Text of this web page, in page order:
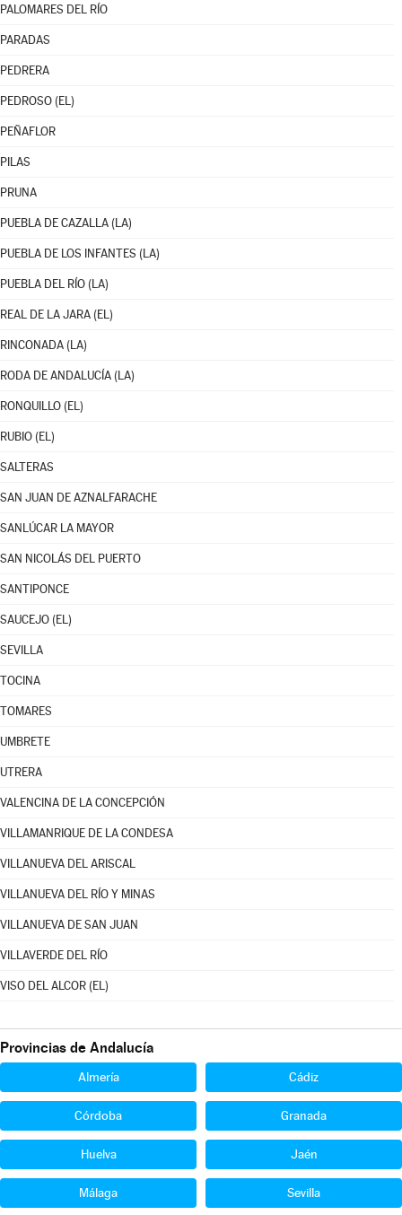
PALOMARES DEL RÍO
PARADAS
PEDRERA
PEDROSO (EL)
PEÑAFLOR
PILAS
PRUNA
PUEBLA DE CAZALLA (LA)
PUEBLA DE LOS INFANTES (LA)
PUEBLA DEL RÍO (LA)
REAL DE LA JARA (EL)
RINCONADA (LA)
RODA DE ANDALUCÍA (LA)
RONQUILLO (EL)
RUBIO (EL)
SALTERAS
SAN JUAN DE AZNALFARACHE
SANLÚCAR LA MAYOR
SAN NICOLÁS DEL PUERTO
SANTIPONCE
SAUCEJO (EL)
SEVILLA
TOCINA
TOMARES
UMBRETE
UTRERA
VALENCINA DE LA CONCEPCIÓN
VILLAMANRIQUE DE LA CONDESA
VILLANUEVA DEL ARISCAL
VILLANUEVA DEL RÍO Y MINAS
VILLANUEVA DE SAN JUAN
VILLAVERDE DEL RÍO
VISO DEL ALCOR (EL)
Provincias de Andalucía
Almería Cádiz
Córdoba Granada
Huelva Jaén
Málaga Sevilla